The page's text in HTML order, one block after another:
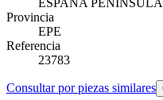
Provincia
EPE
Referencia
23783
Consultar por piezas similares